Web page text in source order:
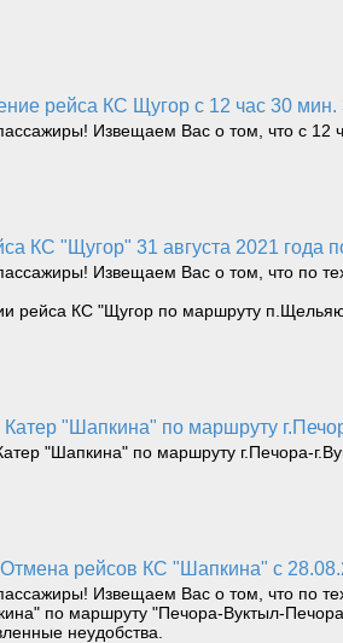
рейса КС Щугор с 12 час 30
Извещаем Вас о том, что с 12
КС "Щугор" 31 августа 2021
Извещаем Вас о том, что по
рейса КС "Щугор по маршруту
Катер "Шапкина" по маршруту
"Шапкина" по маршруту г.Печора-
Отмена рейсов КС "Шапкина" с
Извещаем Вас о том, что по
по маршруту "Печора-Вуктыл-
неудобства.